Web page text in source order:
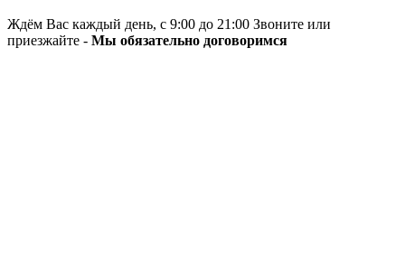
Ждём Вас каждый день, с 9:00 до 21:00 Звоните или
приезжайте - Мы обязательно договоримся